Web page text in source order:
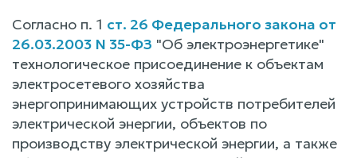
Согласно п. 1 ст. 26 Федерального закона от
26.03.2003 N 35-ФЗ "Об электроэнергетике"
технологическое присоединение к объектам
электросетевого хозяйства
энергопринимающих устройств потребителей
электрической энергии, объектов по
производству электрической энергии, а также